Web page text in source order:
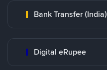
Bank Transfer (India)
Digital eRupee